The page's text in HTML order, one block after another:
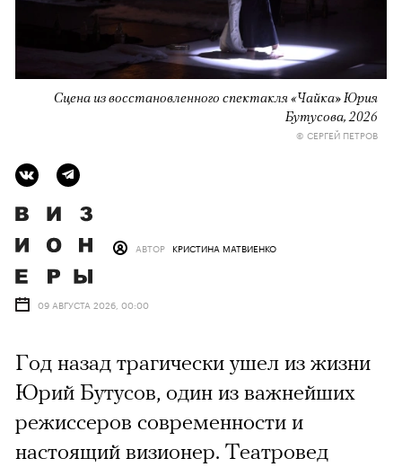
Сцена из восстановленного спектакля «Чайка» Юрия
Бутусова, 2026
© СЕРГЕЙ ПЕТРОВ
АВТОР КРИСТИНА МАТВИЕНКО
09 АВГУСТА 2026, 00:00
Год назад трагически ушел из жизни
Юрий Бутусов, один из важнейших
режиссеров современности и
настоящий визионер. Театровед